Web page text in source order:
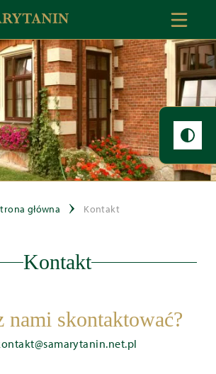
główna Kontakt
Kontakt
nami skontaktować?